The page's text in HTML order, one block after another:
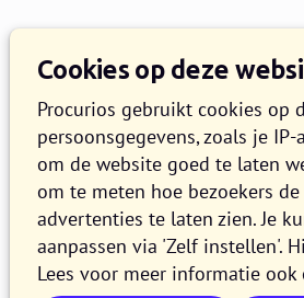
Cookies op deze
Procurios gebruikt cookies op
persoonsgegevens, zoals je
om de website goed te laten
om te meten hoe bezoekers
advertenties te laten zien. Je
aanpassen via 'Zelf instellen'.
Lees voor meer informatie ook
22